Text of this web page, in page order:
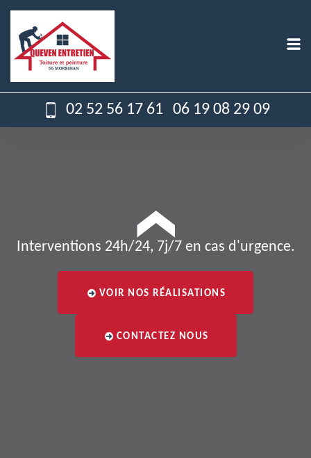
02 52 56 17 61 06 19 08 29 09
Interventions 24h/24, 7j/7 en cas d'urgence.
VOIR NOS RÉALISATIONS
CONTACTEZ NOUS